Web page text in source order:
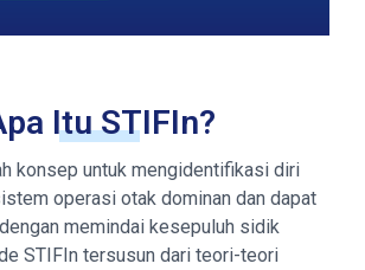
Itu STIFIn?
konsep untuk mengidentifikasi diri
operasi otak dominan dan dapat
memindai kesepuluh sidik
STIFIn tersusun dari teori-teori